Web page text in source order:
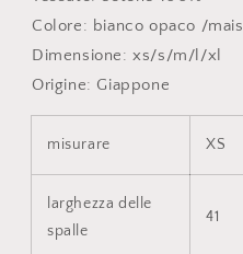
Colore: bianco opaco /mais
Dimensione: xs/s/m/l/xl
Origine: Giappone
misurare XS
larghezza delle
spalle
41